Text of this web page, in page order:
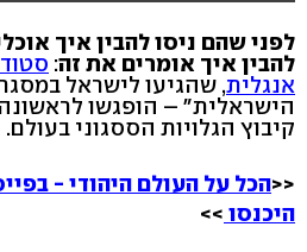
לפני שהם ניסו להבין איך
להבין איך אומרים את זה:
אנגלית, שהגיעו לישראל
הישראלית" – הופגשו
קיבוץ הגלויות הססגוני בעולם.
<<הכל על העולם היהודי -
היכנסו >>